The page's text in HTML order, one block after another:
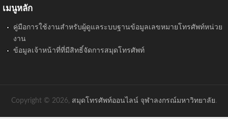
เมนูหลัก
คู่มือการใช้งานสำหรับผู้ดูแลระบบฐานข้อมูลเลขหมายโทรศัพท์หน่วย
งาน
ข้อมูลเจ้าหน้าที่ที่มีสิทธิ์จัดการสมุดโทรศัพท์
Copyright © 2026, สมุดโทรศัพท์ออนไลน์ จุฬาลงกรณ์มหาวิทยาลัย.